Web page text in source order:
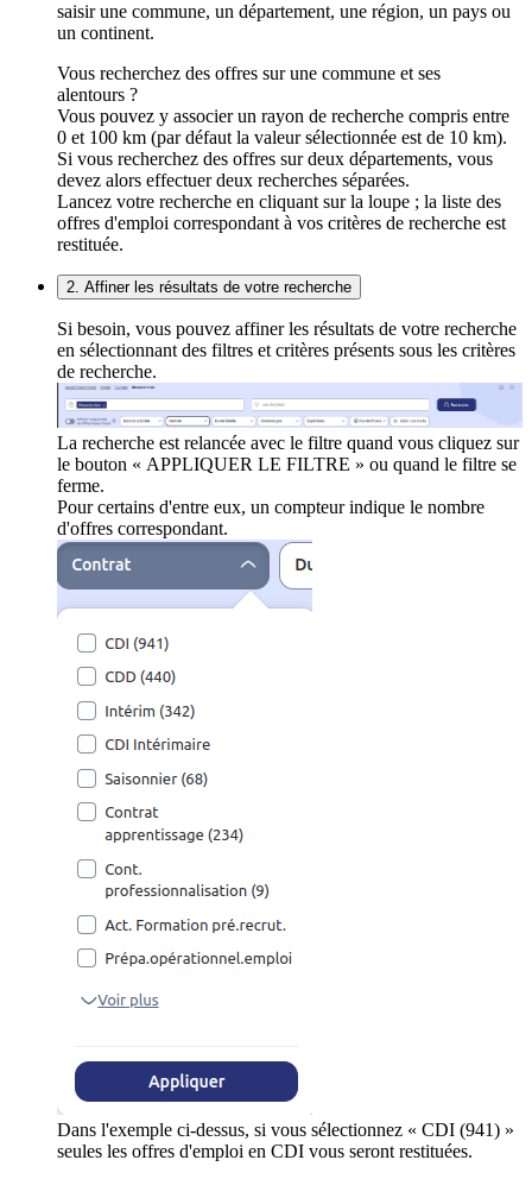
saisir une commune, un département, une région, un pays ou
un continent.
Vous recherchez des offres sur une commune et ses
alentours ?
Vous pouvez y associer un rayon de recherche compris entre
0 et 100 km (par défaut la valeur sélectionnée est de 10 km).
Si vous recherchez des offres sur deux départements, vous
devez alors effectuer deux recherches séparées.
Lancez votre recherche en cliquant sur la loupe ; la liste des
offres d'emploi correspondant à vos critères de recherche est
restituée.
2. Affiner les résultats de votre recherche
Si besoin, vous pouvez affiner les résultats de votre recherche
en sélectionnant des filtres et critères présents sous les critères
de recherche.
La recherche est relancée avec le filtre quand vous cliquez sur
le bouton « APPLIQUER LE FILTRE » ou quand le filtre se
ferme.
Pour certains d'entre eux, un compteur indique le nombre
d'offres correspondant.
Dans l'exemple ci-dessus, si vous sélectionnez « CDI (941) »
seules les offres d'emploi en CDI vous seront restituées.